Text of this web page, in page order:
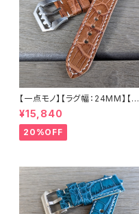
【一点モノ】【ラグ幅：24MM】【手
縫い】【ストレート型】【2P-ALBR
24S-1】アリゲーター 腹ワニ テ
イル ウォルナット/カフェブラウン
国産なめしの本革 下地 ヌメ革
LEVEL7
¥15,840
20%OFF